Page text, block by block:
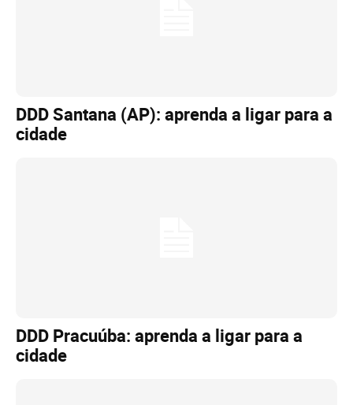
DDD Santana (AP): aprenda a ligar para a
cidade
DDD Pracuúba: aprenda a ligar para a
cidade